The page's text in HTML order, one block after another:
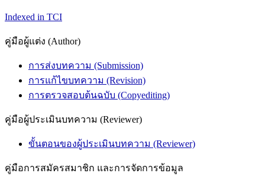
Indexed in TCI
คู่มือผู้แต่ง (Author)
การส่งบทความ (Submission)
การแก้ไขบทความ (Revision)
การตรวจสอบต้นฉบับ (Copyediting)
คู่มือผู้ประเมินบทความ (Reviewer)
ขั้นตอนของผู้ประเมินบทความ (Reviewer)
คู่มือการสมัครสมาชิก และการจัดการข้อมูล